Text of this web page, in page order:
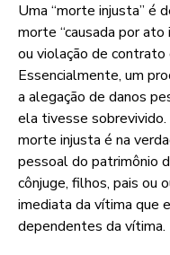
Uma “morte injusta” é
morte “causada por
ou violação de contrato
Essencialmente, um
a alegação de danos
ela tivesse sobrevivido.
morte injusta é na
pessoal do patrimônio
cônjuge, filhos, pais ou
imediata da vítima que
dependentes da vítima.